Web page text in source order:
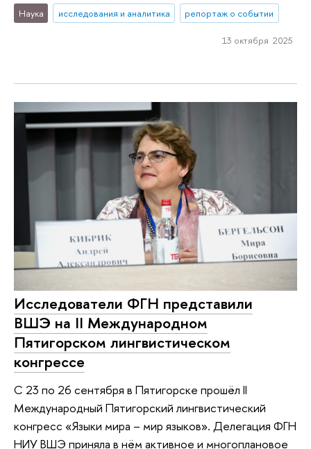
Наука исследования и аналитика репортаж о событии
13 октября 2025
Исследователи ФГН представили
ВШЭ на II Международном
Пятигорском лингвистическом
конгрессе
С 23 по 26 сентября в Пятигорске прошёл II
Международный Пятигорский лингвистический
конгресс «Языки мира – мир языков». Делегация ФГН
НИУ ВШЭ приняла в нём активное и многоплановое